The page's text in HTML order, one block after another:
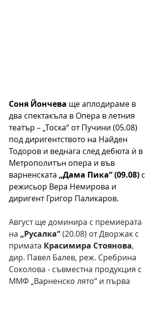
Соня Йончева ще аплодираме в
два спектакъла в Опера в летния
театър – „Тоска“ от Пучини (05.08)
под диригентството на Найден
Тодоров и веднага след дебюта ѝ в
Метрополитън опера и във
варненската „Дама Пика“ (09.08) с
режисьор Вера Немирова и
диригент Григор Паликаров.
Август ще доминира с премиерата
на „Русалка“ (20.08) от Дворжак с
примата Красимира Стоянова,
дир. Павел Балев, реж. Сребрина
Соколова - съвместна продукция с
ММФ „Варненско лято“ и първа